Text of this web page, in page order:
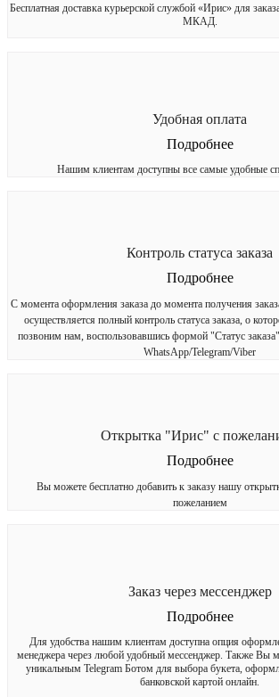
Бесплатная доставка курьерской службой «Ирис» для
МКАД.
Удобная оплата
Подробнее
Нашим клиентам доступны все самые удобные
Контроль статуса заказа
Подробнее
С момента оформления заказа до момента получения
осуществляется полный контроль статуса заказа, о
позвоним нам, воспользовавшись формой "Статус
WhatsApp/Telegram/Viber
Открытка "Ирис" с
Подробнее
Вы можете бесплатно добавить к заказу нашу
пожеланием
Заказ через мессенджер
Подробнее
Для удобства нашим клиентам доступна опция
менеджера через любой удобный мессенджер. Также Вы
уникальным Telegram Ботом для выбора букета,
банковской картой онлайн.